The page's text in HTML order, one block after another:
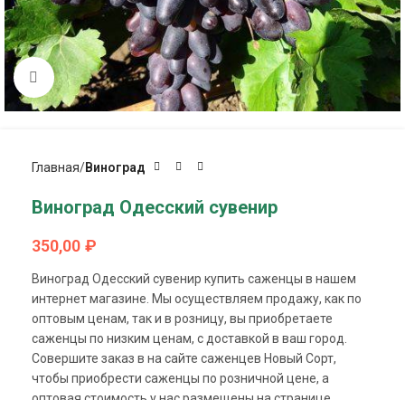
Click to enlarge
Главная Виноград
Виноград Одесский сувенир
350,00 ₽
Виноград Одесский сувенир купить саженцы в нашем
интернет магазине. Мы осуществляем продажу, как по
оптовым ценам, так и в розницу, вы приобретаете
саженцы по низким ценам, с доставкой в ваш город.
Совершите заказ в на сайте саженцев Новый Сорт,
чтобы приобрести саженцы по розничной цене, а